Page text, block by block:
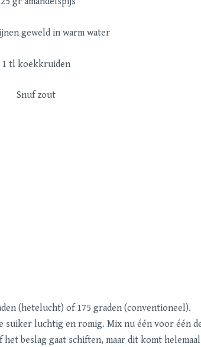
geweld in warm water
1 tl koekkruiden
Snuf zout
(hetelucht) of 175 graden (conventioneel).
suiker luchtig en romig. Mix nu één voor één
beslag gaat schiften, maar dit komt helemaal